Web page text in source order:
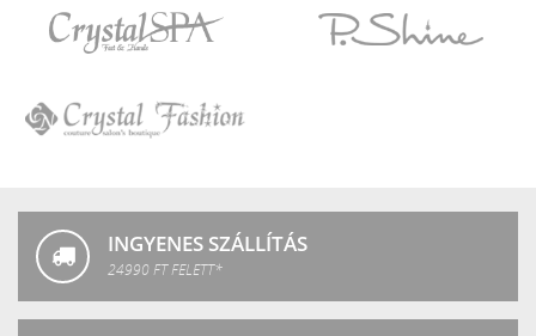
Nails
SPA
INGYENES SZÁLLÍTÁS
24990 FT FELETT*